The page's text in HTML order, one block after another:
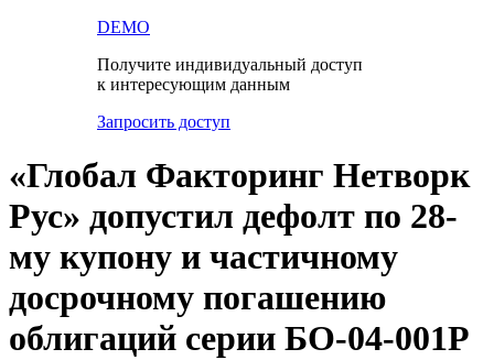
DEMO
Получите индивидуальный доступ
к интересующим данным
Запросить доступ
«Глобал Факторинг Нетворк
Рус» допустил дефолт по 28-
му купону и частичному
досрочному погашению
облигаций серии БО-04-001P